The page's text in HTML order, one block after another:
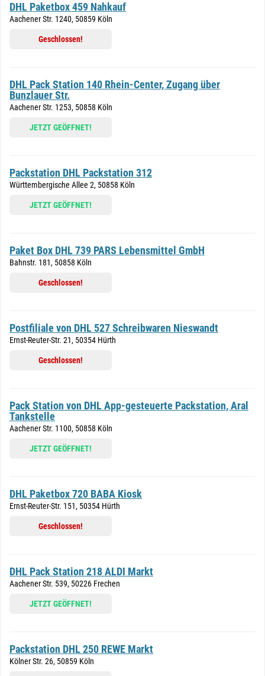
DHL Paketbox 459 Nahkauf
Aachener Str. 1240, 50859 Köln
Geschlossen!
DHL Pack Station 140 Rhein-Center, Zugang über
Bunzlauer Str.
Aachener Str. 1253, 50858 Köln
JETZT GEÖFFNET!
Packstation DHL Packstation 312
Württembergische Allee 2, 50858 Köln
JETZT GEÖFFNET!
Paket Box DHL 739 PARS Lebensmittel GmbH
Bahnstr. 181, 50858 Köln
Geschlossen!
Postfiliale von DHL 527 Schreibwaren Nieswandt
Ernst-Reuter-Str. 21, 50354 Hürth
Geschlossen!
Pack Station von DHL App-gesteuerte Packstation, Aral
Tankstelle
Aachener Str. 1100, 50858 Köln
JETZT GEÖFFNET!
DHL Paketbox 720 BABA Kiosk
Ernst-Reuter-Str. 151, 50354 Hürth
Geschlossen!
DHL Pack Station 218 ALDI Markt
Aachener Str. 539, 50226 Frechen
JETZT GEÖFFNET!
Packstation DHL 250 REWE Markt
Kölner Str. 26, 50859 Köln